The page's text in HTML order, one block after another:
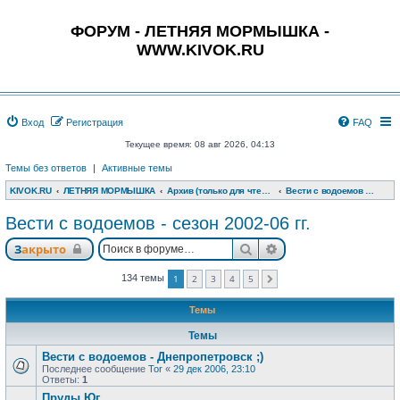
ФОРУМ - ЛЕТНЯЯ МОРМЫШКА -
WWW.KIVOK.RU
Вход Регистрация FAQ
Текущее время: 08 авг 2026, 04:13
Темы без ответов | Активные темы
KIVOK.RU ЛЕТНЯЯ МОРМЫШКА Архив (только для чтения)
Вести с водоемов - сезон 2002-06 гг.
Закрыто ПоискРасширенный
134 темы 1 2 3 4 5
Темы
Темы
Вести с водоемов - Днепропетровск ;)
Последнее сообщение Tor « 29 дек 2006, 23:10
Ответы: 1